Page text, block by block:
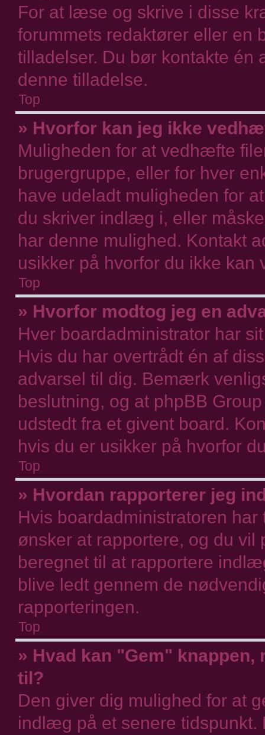
For at læse og skrive i disse
forummets redaktører eller en
tilladelser. Du bør kontakte én
denne tilladelse.
Top
» Hvorfor kan jeg ikke
Muligheden for at vedhæfte
brugergruppe, eller for hver
have udeladt muligheden for
du skriver indlæg i, eller
har denne mulighed. Kontakt
usikker på hvorfor du ikke kan
Top
» Hvorfor modtog jeg en
Hver boardadministrator har
Hvis du har overtrådt én af
advarsel til dig. Bemærk
beslutning, og at phpBB
udstedt fra et givent board.
hvis du er usikker på hvorfor
Top
» Hvordan rapporterer jeg
Hvis boardadministratoren
ønsker at rapportere, og du
beregnet til at rapportere
blive ledt gennem de
rapporteringen.
Top
» Hvad kan "Gem"
til?
Den giver dig mulighed for at
indlæg på et senere tidspunkt.